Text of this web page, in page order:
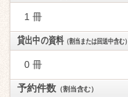
1 冊
貸出中の資料（割当または回送中含む）
0 冊
予約件数 （割当含む）